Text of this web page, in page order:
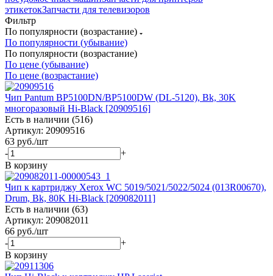
этикетокЗапчасти для телевизоров
Фильтр
По популярности (возрастание)
По популярности (убывание)
По популярности (возрастание)
По цене (убывание)
По цене (возрастание)
Чип Pantum BP5100DN/BP5100DW (DL-5120), Bk, 30K
многоразовый Hi-Black [20909516]
Есть в наличии (516)
Артикул: 20909516
63 руб./шт
-
+
В корзину
Чип к картриджу Xerox WC 5019/5021/5022/5024 (013R00670),
Drum, Bk, 80K Hi-Black [209082011]
Есть в наличии (63)
Артикул: 209082011
66 руб./шт
-
+
В корзину